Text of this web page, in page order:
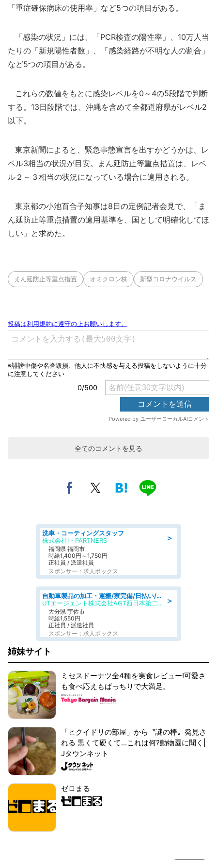
「重症確保病床の使用率」など5つの項目がある。
「感染の状況」には、「PCR検査の陽性率」、10万人当
たりの「新規陽性者数」、「感染経路が不明な人の割合」
など5つの項目がある。
これらの数値をもとに感染レベルを0～4の5段階で判断
する。13日段階では、沖縄を含めて全都道府県がレベル2
以下。
東京新聞によると、緊急事態宣言を出すかどうかは、レ
ベル3相当の状況が目安。まん延防止等重点措置は、レベ
ル２～３相当の状況になっている場合に適用される。
東京都の小池百合子知事は8日の定例記者会見で、「ま
ん延防止等重点措置の適用基準を、国として明確化してほ
しい」と求めた。
まん延防止等重点措置 オミクロン株 新型コロナウイルス
全てのコメントを見る
＞
洗車・コーティングスタッフ
株式会社I・PARTNERS
福岡県 福岡市
時給1,400円～1,750円
正社員 / 派遣社員
スポンサー：求人ボックス
＞
自動車製品の加工・運搬/寮完備/日払い/工場・製造
UTエージェント株式会社AGT西日本第二CU
大分県 宇佐市
時給1,550円
正社員 / 派遣社員
スポンサー：求人ボックス
姉妹サイト
ミセスドーナツ全4種を実食レビュー!可愛さ
も食べ応えもばっちりで大満足。
「ヒクイドリの部屋」から〝謎の棒〟発見さ
れる 黒くて硬くて...これは何?動物園に聞く|
Jタウンネット
ゼロまる